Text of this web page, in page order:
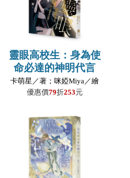
靈眼高校生：身為使
命必達的神明代言
人，助人依舊得收
費！
卡萌星／著；咪婭Miya／繪
優惠價79折253元